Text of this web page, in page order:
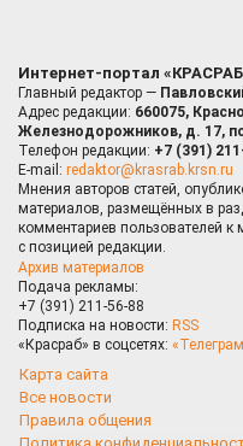
Интернет-портал
Главный редактор —
Адрес редакции: 660075,
Железнодорожников, д. 17,
Телефон редакции: +7 (391)
E-mail: redaktor@krasrab.krsn.ru
Мнения авторов статей,
материалов, размещённых в
комментариев пользователей к
с позицией редакции.
Архив материалов
Подача рекламы:
+7 (391) 211-56-88
Подписка на новости: RSS
«Красраб» в соцсетях:
Карта сайта
Все новости
Правила общения